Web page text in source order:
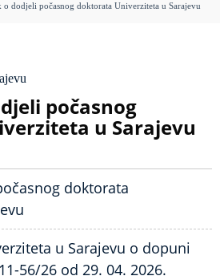
o dodjeli počasnog doktorata Univerziteta u Sarajevu
počasnog
u Sarajevu
doktorata
u Sarajevu o dopuni
56/26 od 29. 04. 2026.